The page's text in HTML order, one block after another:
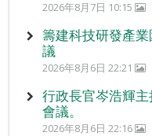
2026年8月7日 10:15
籌建科技研發產
議
2026年8月6日 22:21
行政長官岑浩輝
會議。
2026年8月6日 22:16